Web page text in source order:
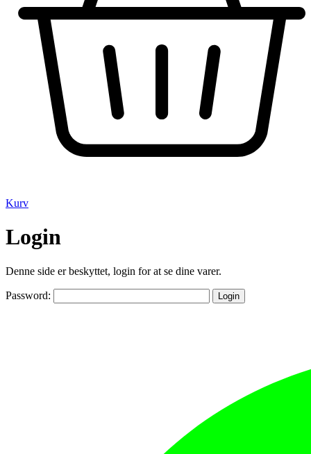
Kurv
Login
Denne side er beskyttet, login for at se dine varer.
Password: